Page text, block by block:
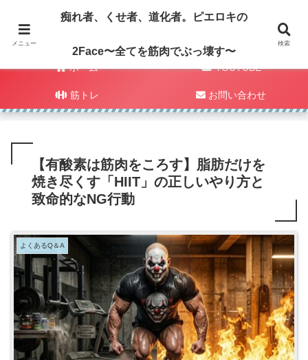
ホーム YOUTUBE
筋トレ お問い合わせ
【有酸素は筋肉をころす】脂肪だけを
焼き尽くす「HIIT」の正しいやり方と
致命的なNG行動
よくあるQ＆A
メニュー
痴れ者、くせ者、道化者。ピエロキの
2Face〜全てを筋肉でぶっ壊す〜
検索